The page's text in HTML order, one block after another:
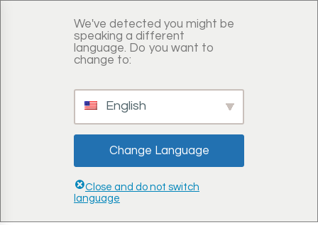
We've detected you might be
speaking a different
language. Do you want to
change to:
English
Change Language
Close and do not switch
language